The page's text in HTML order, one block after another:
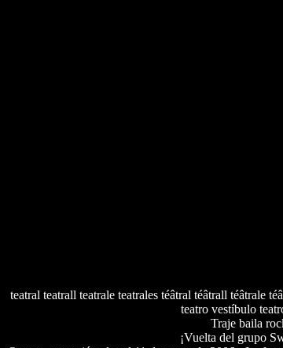
teatral teatrall teatrale teatrales téâtral téâtrall téâtrale
teatro vestíbulo
Traje baila
¡Vuelta del grupo